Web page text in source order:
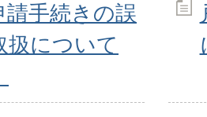
請手続きの誤
扱について